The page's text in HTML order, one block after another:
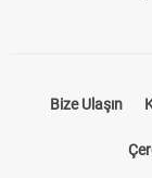
Bize Ulaşın